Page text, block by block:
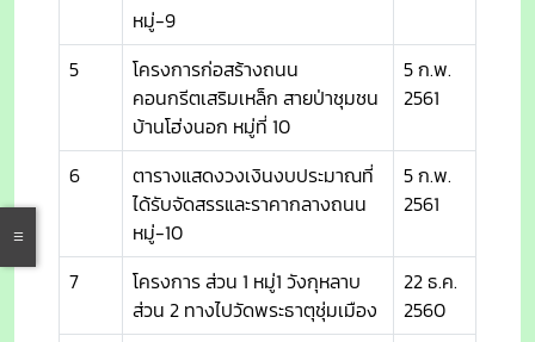
หมู่-9
5
โครงการก่อสร้างถนน
คอนกรีตเสริมเหล็ก สายป่าชุมชน
บ้านโฮ่งนอก หมู่ที่ 10
5 ก.พ.
2561
6
ตารางแสดงวงเงินงบประมาณที่
ได้รับจัดสรรและราคากลางถนน
หมู่-10
5 ก.พ.
2561
7
โครงการ ส่วน 1 หมู่1 วังกุหลาบ
ส่วน 2 ทางไปวัดพระธาตุชุ่มเมือง
22 ธ.ค.
2560